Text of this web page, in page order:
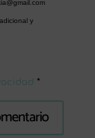
y
*